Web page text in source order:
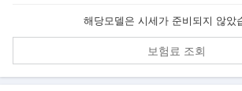
해당모델은 시세가 준비되지 않았
보험료 조회